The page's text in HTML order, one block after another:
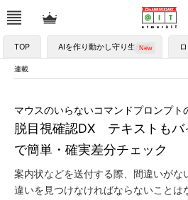
TOP AIを作り動かし守り生かす
連載
脱目視確認DX テキストもバ
で簡単・確実差分チェック
マウスのいらないコマンドプロンプト
案内状などを送付する際、間違いがな
違いを見つけなければならないこと